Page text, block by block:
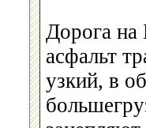
Дорога на
асфальт
узкий, в